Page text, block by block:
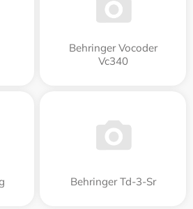
Behringer Vocoder
Vc340
Behringer Td-3-Sr